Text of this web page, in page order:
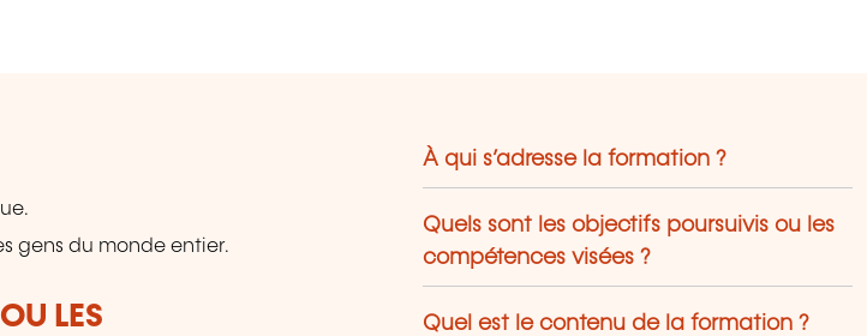
gens du monde entier.
LES
À qui s’adresse la formation ?
Quels sont les objectifs poursuivis ou les
compétences visées ?
Quel est le contenu de la formation ?